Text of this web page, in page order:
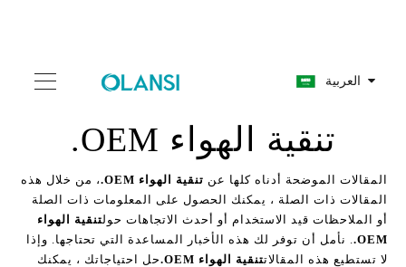
العربية
تنقية الهواء OEM.
المقالات الموضحة أدناه كلها عن تنقية الهواء OEM.
، من خلال هذه
المقالات ذات الصلة ، يمكنك الحصول على المعلومات ذات الصلة
أو الملاحظات قيد الاستخدام أو أحدث الاتجاهات حولتنقية الهواء
OEM. . نأمل أن توفر لك هذه الأخبار المساعدة التي تحتاجها. وإذا
لا تستطيع هذه المقالاتتنقية الهواء OEM.
حل احتياجاتك ، يمكنك